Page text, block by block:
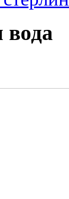
вода